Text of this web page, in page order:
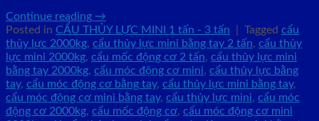
Continue reading →
Posted in CẨU THỦY LỰC MINI 1 tấn - 3 tấn Tagged cẩu
thủy lực 2000kg, cẩu thủy lực mini bằng tay 2 tấn, cẩu thủy
lực mini 2000kg, cẩu mốc động cơ 2 tấn, cẩu thủy lực mini
bằng tay 2000kg, cẩu móc động cơ mini, cẩu thủy lực bằng
tay, cẩu móc động cơ bằng tay, cẩu thủy lực mini bằng tay,
cẩu móc động cơ mini bằng tay, cẩu thủy lực mini, cẩu móc
động cơ 2000kg, cẩu mốc động cơ, cẩu móc động cơ mini